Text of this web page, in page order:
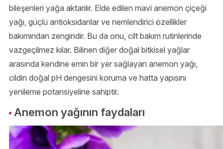
bileşenleri yağa aktarılır. Elde edilen mavi anemon çiçeği
yağı, güçlü antioksidanlar ve nemlendirici özellikler
bakımından zengindir. Bu da onu, cilt bakım rutinlerinde
vazgeçilmez kılar. Bilinen diğer doğal bitkisel yağlar
arasında kendine emin bir yer sağlayan anemon yağı,
cildin doğal pH dengesini koruma ve hatta yapısını
yenileme potansiyeline sahiptir.
Anemon yağının faydaları